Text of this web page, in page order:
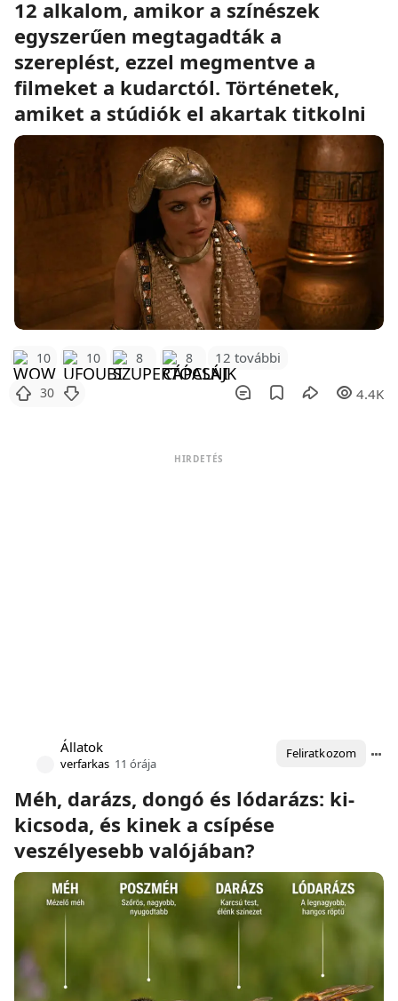
12 alkalom, amikor a színészek
egyszerűen megtagadták a
szereplést, ezzel megmentve a
filmeket a kudarctól. Történetek,
amiket a stúdiók el akartak titkolni
10 10 8 8 12 további
30 4.4K
HIRDETÉS
Állatok
verfarkas 11 órája
Feliratkozom
Méh, darázs, dongó és lódarázs: ki-
kicsoda, és kinek a csípése
veszélyesebb valójában?